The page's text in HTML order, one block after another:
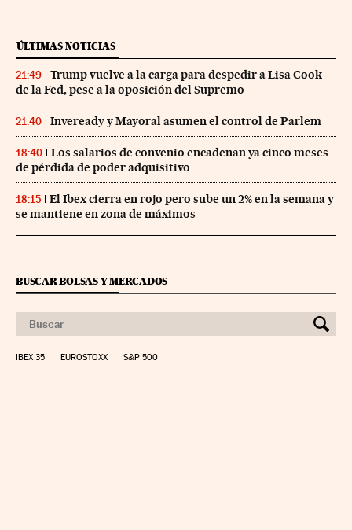
ÚLTIMAS NOTICIAS
21:49
Trump vuelve a la carga para despedir a Lisa Cook
de la Fed, pese a la oposición del Supremo
21:40 Inveready y Mayoral asumen el control de Parlem
18:40
Los salarios de convenio encadenan ya cinco meses
de pérdida de poder adquisitivo
18:15
El Ibex cierra en rojo pero sube un 2% en la semana y
se mantiene en zona de máximos
BUSCAR BOLSAS Y MERCADOS
IBEX 35 EUROSTOXX S&P 500